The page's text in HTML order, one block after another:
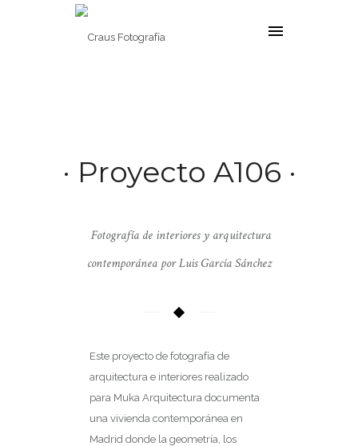
· Proyecto A106 ·
Fotografía de interiores y arquitectura
contemporánea por Luis García Sánchez
Este proyecto de fotografía de
arquitectura e interiores realizado
para Muka Arquitectura documenta
una vivienda contemporánea en
Madrid donde la geometría, los